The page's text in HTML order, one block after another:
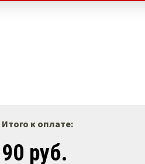
Итого к оплате:
90 руб.